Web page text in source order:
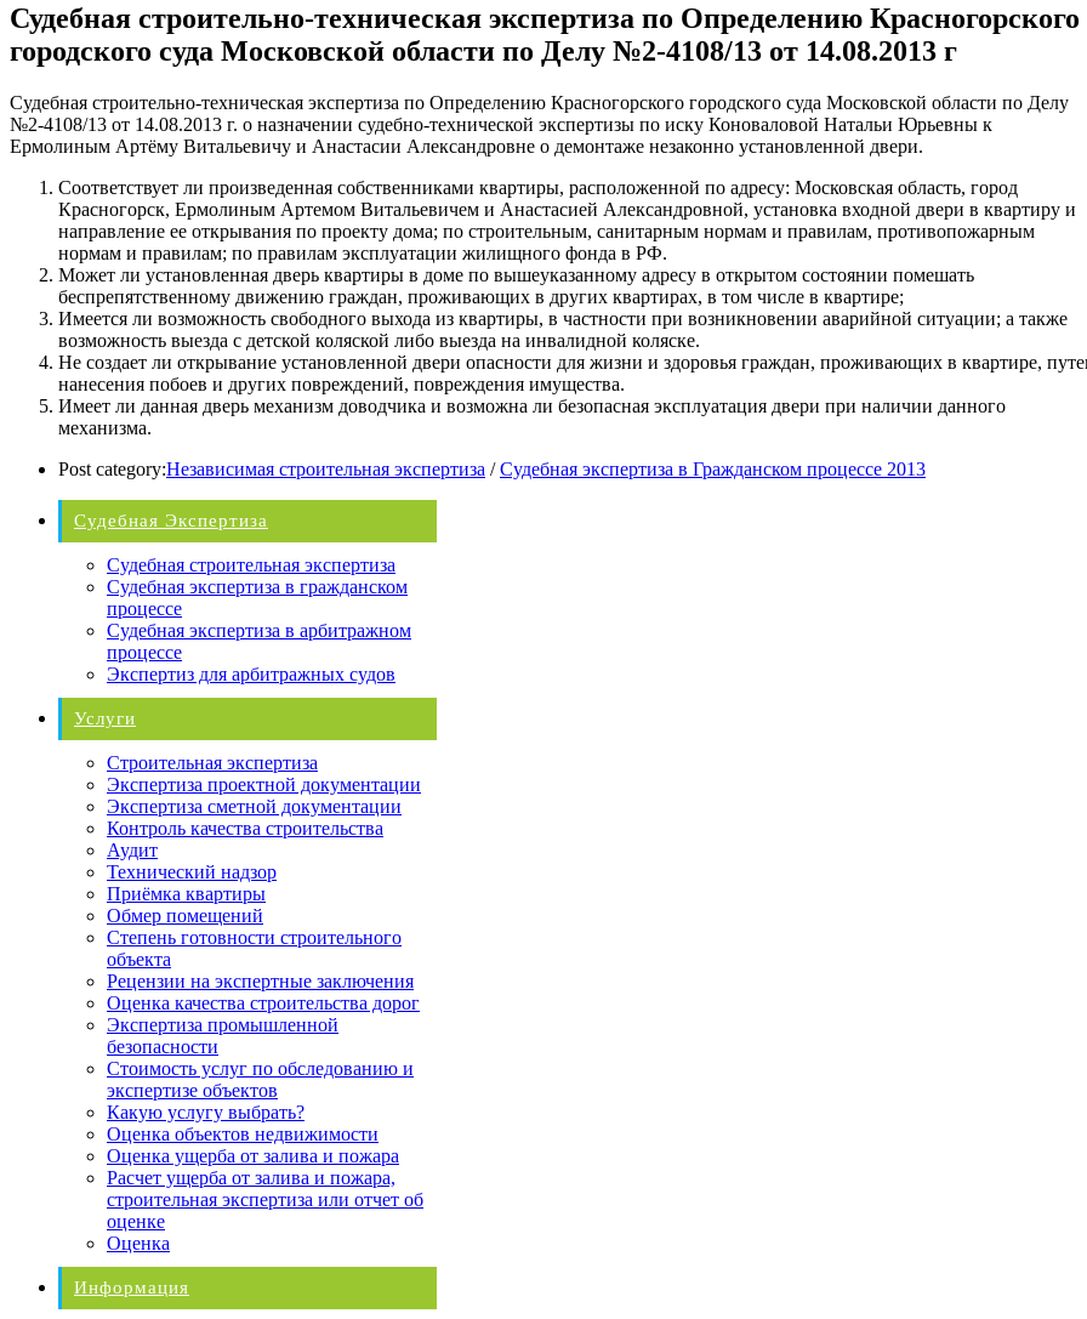
Судебная строительно-техническая экспертиза по Определению Красногорского
городского суда Московской области по Делу №2-4108/13 от 14.08.2013 г
Судебная строительно-техническая экспертиза по Определению Красногорского городского суда Московской области по Делу
№2-4108/13 от 14.08.2013 г. о назначении судебно-технической экспертизы по иску Коноваловой Натальи Юрьевны к
Ермолиным Артёму Витальевичу и Анастасии Александровне о демонтаже незаконно установленной двери.
Соответствует ли произведенная собственниками квартиры, расположенной по адресу: Московская область, город
Красногорск, Ермолиным Артемом Витальевичем и Анастасией Александровной, установка входной двери в квартиру и
направление ее открывания по проекту дома; по строительным, санитарным нормам и правилам, противопожарным
нормам и правилам; по правилам эксплуатации жилищного фонда в РФ.
Может ли установленная дверь квартиры в доме по вышеуказанному адресу в открытом состоянии помешать
беспрепятственному движению граждан, проживающих в других квартирах, в том числе в квартире;
Имеется ли возможность свободного выхода из квартиры, в частности при возникновении аварийной ситуации; а также
возможность выезда с детской коляской либо выезда на инвалидной коляске.
Не создает ли открывание установленной двери опасности для жизни и здоровья граждан, проживающих в квартире,
нанесения побоев и других повреждений, повреждения имущества.
Имеет ли данная дверь механизм доводчика и возможна ли безопасная эксплуатация двери при наличии данного
механизма.
Post category:Независимая строительная экспертиза / Судебная экспертиза в Гражданском процессе 2013
Судебная Экспертиза
Судебная строительная экспертиза
Судебная экспертиза в гражданском
процессе
Судебная экспертиза в арбитражном
процессе
Экспертиз для арбитражных судов
Услуги
Строительная экспертиза
Экспертиза проектной документации
Экспертиза сметной документации
Контроль качества строительства
Аудит
Технический надзор
Приёмка квартиры
Обмер помещений
Степень готовности строительного
объекта
Рецензии на экспертные заключения
Оценка качества строительства дорог
Экспертиза промышленной
безопасности
Стоимость услуг по обследованию и
экспертизе объектов
Какую услугу выбрать?
Оценка объектов недвижимости
Оценка ущерба от залива и пожара
Расчет ущерба от залива и пожара,
строительная экспертиза или отчет об
оценке
Оценка
Информация